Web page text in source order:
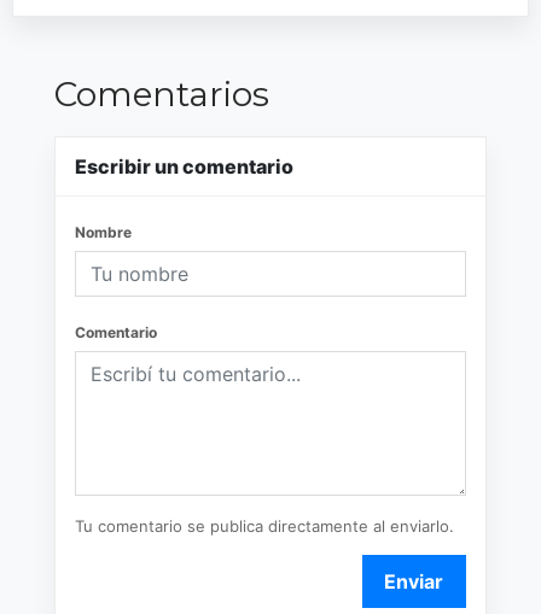
Comentarios
Escribir un comentario
Nombre
Comentario
Tu comentario se publica directamente al enviarlo.
Enviar